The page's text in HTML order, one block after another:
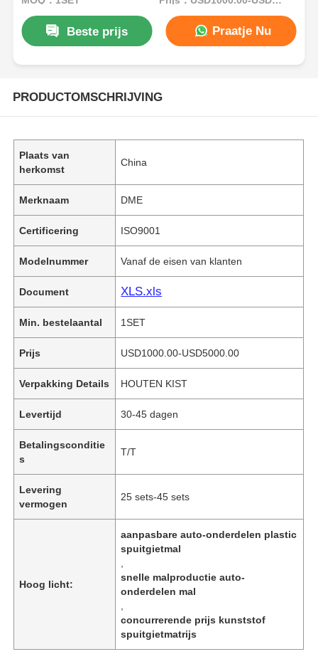
Beste prijs Praatje Nu
PRODUCTOMSCHRIJVING
Plaats van
herkomst
China
Merknaam DME
Certificering ISO9001
Modelnummer Vanaf de eisen van klanten
Document XLS.xls
Min. bestelaantal 1SET
Prijs USD1000.00-USD5000.00
Verpakking Details HOUTEN KIST
Levertijd 30-45 dagen
Betalingsconditie
s
T/T
Levering
vermogen
25 sets-45 sets
Hoog licht:
aanpasbare auto-onderdelen plastic
spuitgietmal
snelle malproductie auto-
onderdelen mal
concurrerende prijs kunststof
spuitgietmatrijs